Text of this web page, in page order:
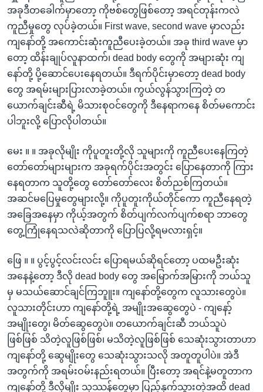
အခုဒီတခေါက်မှာတော့ ကိုဗစ်တွေဖြစ်တော့ အရင်တုန်းကလဲ
ကူညီမှုတွေ လုပ်ခဲ့တယ်။ First wave, second wave မှာလည်း
ကျနော်တို့ အကောင်းဆုံးကူညီပေးခဲ့တယ်။ အခု third wave မှာ
တော့ ထိန်းချုပ်လူနာထက်၊ dead body တွေကို အများဆုံး ကျ
နော်တို့ ပို့ဆောင်ပေးနေရတယ်။ ဒီရက်ပိုင်းမှာတော့ dead body
တွေ အရမ်းများပြားလာခဲ့တယ်။ ကွယ်လွန်သွားကြတဲ့ တ
ယောက်ချင်းဆီရဲ့ မိသားစုဝင်တွေကို ဒီနေရာကနေ စိတ်မကောင်း
ပါဘူးလို့ ပြောလိုပါတယ်။
မေး ။ ။ အခုလိုမျိုး ကိုပူတူးတို့လို သူများကို ကူညီပေးနေကြတဲ့
တော်တော်များများက အခုရက်ပိုင်းအတွင်း ပြောနေတာကို ကြား
နေရတာက သူတို့တွေ တော်တော်လေး စိတ်ညစ်ကြတယ်။
အဆင်မပြေမှုတွေများလို့။ ကိုပူတူးကိုယ်တိုင်ကော ကူညီနေရတဲ့
အခြေအနေမှာ ကိုယ့်အတွက် စိတ်ပျက်လက်ပျက်စရာ ဘာတွေ
တွေ့ကြုံနေရသလဲဆိုတာကို ပြောပြလို့ရမလားရှင့်။
ဖြေ ။ ။ ပွင့်ပွင့်လင်းလင်း ပြောရမယ်ဆိုရင်တော့ ပထမဦးဆုံး
အနေနဲ့တော့ ဒီလို dead body တွေ အမြောက်အမြားကို ဘယ်သူ
မှ မသယ်ဆောင်ချင်ကြဘူူး။ ကျနော်တို့တွေက လူသားတွေပဲ။
လူသားတိုင်းဟာ ကျနော်တို့ရဲ့ အမျိုးအဆွေတွေပဲ - ကျနော့်
အမျိုးတွေ၊ မိတ်ဆွေတွေပဲ။ တယောက်ချင်းဆီ ဘယ်သူပဲ
ဖြစ်ဖြစ် သိတဲ့လူဖြစ်ဖြစ်၊ မသိတဲ့လူဖြစ်ဖြစ် သေဆုံးသွားတာဟာ
ကျနော်တို့ ဆွေမျိုးတွေ သေဆုံးသွားသလို အတူတူပါပဲ။ အဲဒီ
အတွက်ကို အရမ်းဝမ်းနည်းရတယ်။ ပြီးတော့ အရင်နဲ့မတူတာက
ကျနော်တို့ ဒီလိုမျိုး သုဿန်တွေမှာ ပြည့်နှက်သွားတဲ့အထိ dead